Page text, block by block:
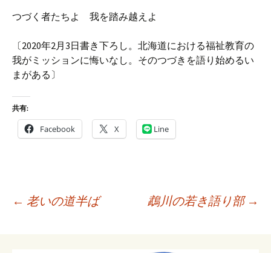
つづく者たちよ 我を踏み越えよ
〔2020年2月3日書き下ろし。北海道における福祉教育の
我がミッションに悔いなし。そのつづきを語り始めるい
まがある〕
共有:
Facebook X Line
← 老いの道半ば 鵡川の若き語り部 →